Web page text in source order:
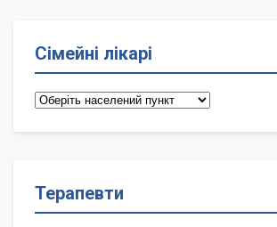
Сімейні лікарі
Сімейні
Терапевти